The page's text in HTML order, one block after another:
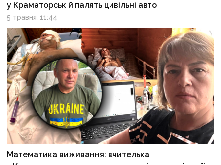
у Краматорськ й палять цивільні авто
5 травня, 11:44
Математика виживання: вчителька